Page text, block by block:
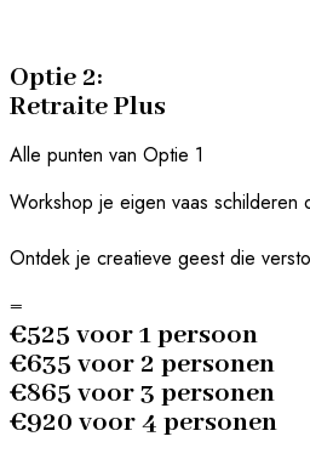
Optie 2:
Retraite Plus
Alle punten van Optie 1
Workshop je eigen vaas schilderen
Ontdek je creatieve geest die
=
€525 voor 1 persoon
€635 voor 2 personen
€865 voor 3 personen
€920 voor 4 personen